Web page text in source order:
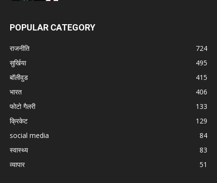
POPULAR CATEGORY
राजनीति
724
सुर्खिया
495
बॉलीवुड
415
भारत
406
फोटो गैलरी
133
क्रिकेट
129
social media
84
स्वास्थ्य
83
व्यापार
51